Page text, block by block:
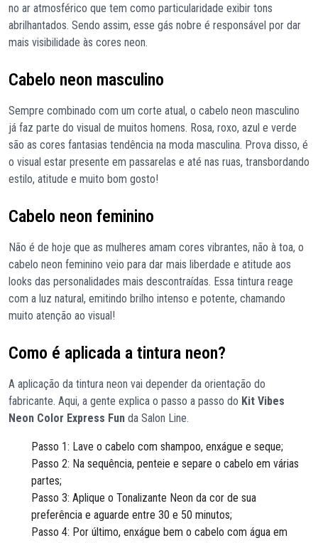
no ar atmosférico que tem como particularidade exibir tons
abrilhantados. Sendo assim, esse gás nobre é responsável por dar
mais visibilidade às cores neon.
Cabelo neon masculino
Sempre combinado com um corte atual, o cabelo neon masculino
já faz parte do visual de muitos homens. Rosa, roxo, azul e verde
são as cores fantasias tendência na moda masculina. Prova disso, é
o visual estar presente em passarelas e até nas ruas, transbordando
estilo, atitude e muito bom gosto!
Cabelo neon feminino
Não é de hoje que as mulheres amam cores vibrantes, não à toa, o
cabelo neon feminino veio para dar mais liberdade e atitude aos
looks das personalidades mais descontraídas. Essa tintura reage
com a luz natural, emitindo brilho intenso e potente, chamando
muito atenção ao visual!
Como é aplicada a tintura neon?
A aplicação da tintura neon vai depender da orientação do
fabricante. Aqui, a gente explica o passo a passo do Kit Vibes
Neon Color Express Fun da Salon Line.
Passo 1: Lave o cabelo com shampoo, enxágue e seque;
Passo 2: Na sequência, penteie e separe o cabelo em várias
partes;
Passo 3: Aplique o Tonalizante Neon da cor de sua
preferência e aguarde entre 30 e 50 minutos;
Passo 4: Por último, enxágue bem o cabelo com água em